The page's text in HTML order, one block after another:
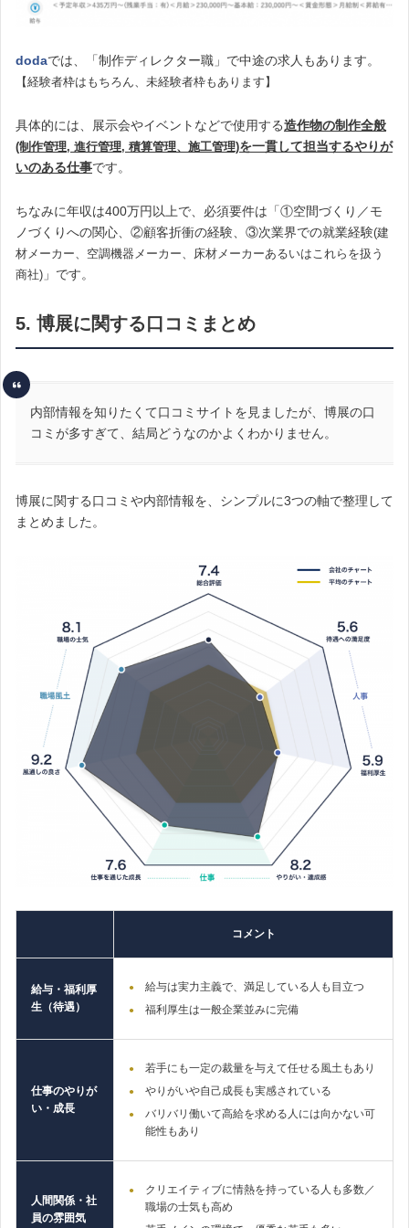
dodaでは、「制作ディレクター職」で中途の求人もあります。
【経験者枠はもちろん、未経験者枠もあります】
具体的には、展示会やイベントなどで使用する造作物の制作全般
(制作管理, 進行管理, 積算管理、施工管理)を一貫して担当するやりが
いのある仕事です。
ちなみに年収は400万円以上で、必須要件は「①空間づくり／モ
ノづくりへの関心、②顧客折衝の経験、③次業界での就業経験(建
材メーカー、空調機器メーカー、床材メーカーあるいはこれらを扱う
商社) 」です。
5. 博展に関する口コミまとめ
内部情報を知りたくて口コミサイトを見ましたが、博展の口
コミが多すぎて、結局どうなのかよくわかりません。
博展に関する口コミや内部情報を、シンプルに3つの軸で整理して
まとめました。
コメント
給与・福利厚
生（待遇）
給与は実力主義で、満足している人も目立つ
福利厚生は一般企業並みに完備
仕事のやりが
い・成長
若手にも一定の裁量を与えて任せる風土もあり
やりがいや自己成長も実感されている
バリバリ働いて高給を求める人には向かない可
能性もあり
人間関係・社
員の雰囲気
クリエイティブに情熱を持っている人も多数／
職場の士気も高め